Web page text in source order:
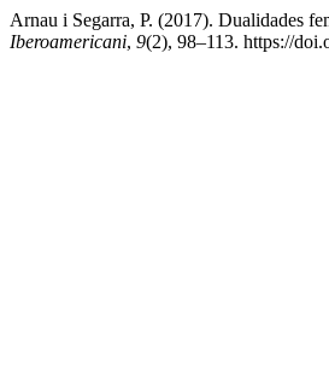
Arnau i Segarra, P. (2017). Dualidades
Iberoamericani, 9(2), 98–113. https://